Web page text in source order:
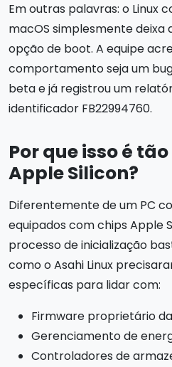
Em outras palavras: o Linux
macOS simplesmente deixa
opção de boot. A equipe
comportamento seja um
beta e já registrou um
identificador FB22994760.
Por que isso é
Apple Silicon?
Diferentemente de um PC
equipados com chips Apple
processo de inicialização
como o Asahi Linux
específicas para lidar com:
Firmware proprietário
Gerenciamento de
Controladores de